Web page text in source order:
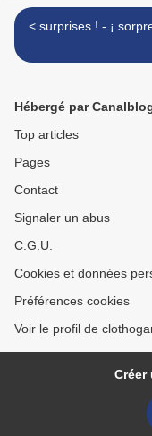
< surprises ! - ¡
Hébergé par
Top articles
Pages
Contact
Signaler un abus
C.G.U.
Cookies et données
Préférences cookies
Voir le profil de
Créer